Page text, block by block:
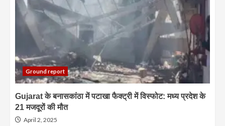
Ground report
Gujarat के बनासकांठा में पटाखा फैक्ट्री में विस्फोट: मध्य प्रदेश के
21 मजदूरों की मौत
April 2, 2025